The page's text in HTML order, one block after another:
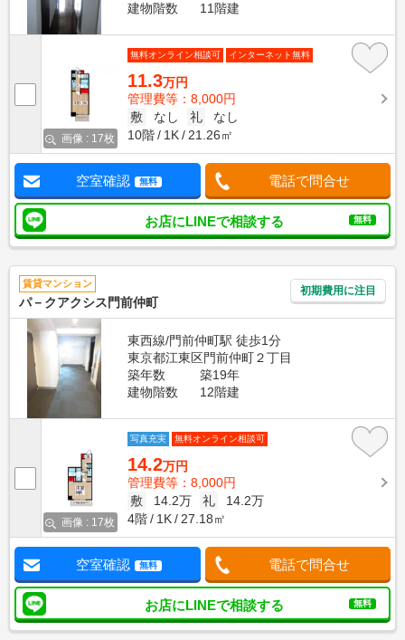
建物階数
11階建
画像 : 17枚
無料オンライン相談可 インターネット無料
11.3万円
管理費等：8,000円
敷
なし 礼
なし
10階
1K 21.26㎡
空室確認 無料 電話で問合せ
お店にLINEで相談する 無料
賃貸マンション
パ－クアクシス門前仲町
初期費用に注目
東西線/門前仲町駅 徒歩1分
東京都江東区門前仲町２丁目
築年数
築19年
建物階数
12階建
画像 : 17枚
写真充実 無料オンライン相談可
14.2万円
管理費等：8,000円
敷
14.2万 礼
14.2万
4階
1K 27.18㎡
空室確認 無料 電話で問合せ
お店にLINEで相談する 無料